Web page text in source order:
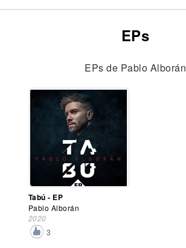
EPs
EPs de Pablo Alborán
Tabú - EP
Pablo Alborán
2020
3